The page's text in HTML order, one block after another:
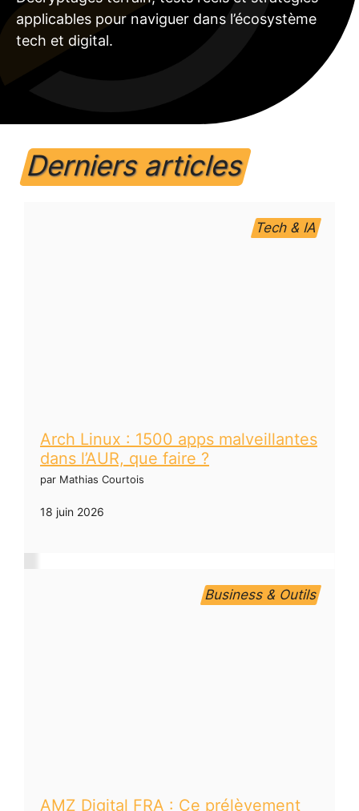
applicables pour naviguer dans l’écosystème
tech et digital.
Derniers articles
Tech & IA
Arch Linux : 1500 apps malveillantes
dans l’AUR, que faire ?
par Mathias Courtois
18 juin 2026
Business & Outils
AMZ Digital FRA : Ce prélèvement